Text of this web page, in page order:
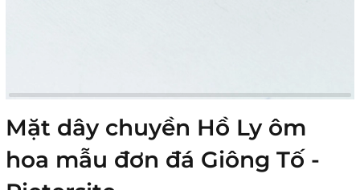
Mặt dây chuyền Hồ Ly ôm
hoa mẫu đơn đá Giông Tố -